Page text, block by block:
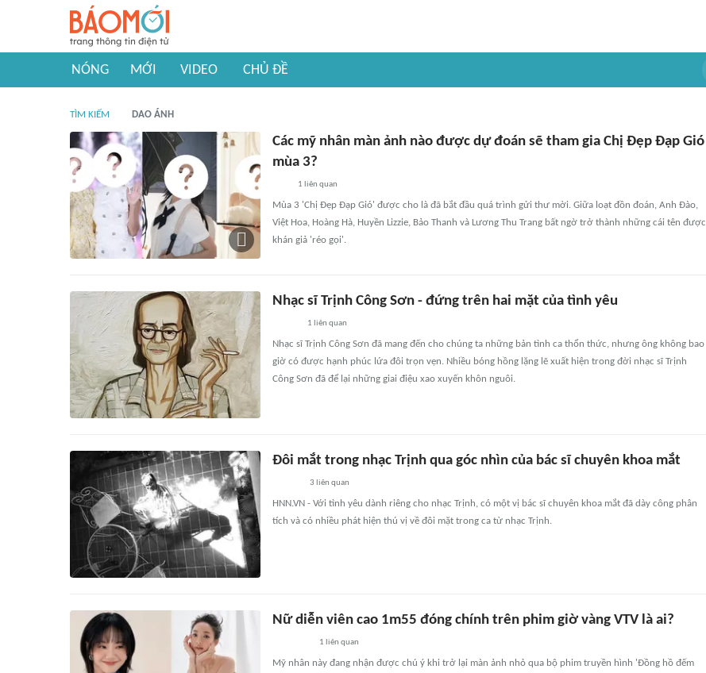
NÓNG MỚI VIDEO CHỦ ĐỀ
TÌM KIẾM DAO ÁNH
Các mỹ nhân màn ảnh nào được dự đoán sẽ tham gia Chị Đẹp Đạp Gió
mùa 3?
1 liên quan
Mùa 3 'Chị Đẹp Đạp Gió' được cho là đã bắt đầu quá trình gửi thư mời. Giữa loạt đồn đoán, Anh Đào,
Việt Hoa, Hoàng Hà, Huyền Lizzie, Bảo Thanh và Lương Thu Trang bất ngờ trở thành những cái tên được
khán giả 'réo gọi'.
Nhạc sĩ Trịnh Công Sơn - đứng trên hai mặt của tình yêu
1 liên quan
Nhạc sĩ Trịnh Công Sơn đã mang đến cho chúng ta những bản tình ca thổn thức, nhưng ông không bao
giờ có được hạnh phúc lứa đôi trọn vẹn. Nhiều bóng hồng lặng lẽ xuất hiện trong đời nhạc sĩ Trịnh
Công Sơn đã để lại những giai điệu xao xuyến khôn nguôi.
Đôi mắt trong nhạc Trịnh qua góc nhìn của bác sĩ chuyên khoa mắt
3 liên quan
HNN.VN - Với tình yêu dành riêng cho nhạc Trịnh, có một vị bác sĩ chuyên khoa mắt đã dày công phân
tích và có nhiều phát hiện thú vị về đôi mặt trong ca từ nhạc Trịnh.
Nữ diễn viên cao 1m55 đóng chính trên phim giờ vàng VTV là ai?
1 liên quan
Mỹ nhân này đang nhận được chú ý khi trở lại màn ảnh nhỏ qua bộ phim truyền hình 'Đồng hồ đếm